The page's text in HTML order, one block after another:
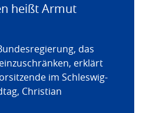
heißt Armut
das
erklärt
im Schleswig-
Christian